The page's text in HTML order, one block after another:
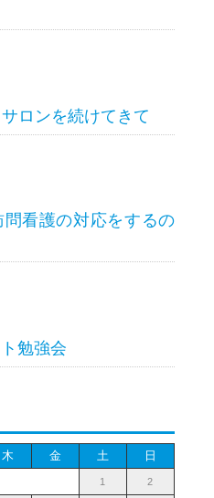
ロンを続けてきて
問看護の対応をするの
勉強会
木 金 土 日
1 2